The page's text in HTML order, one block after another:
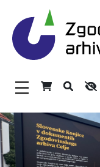
Glavni
O arhivu
Zaposleni